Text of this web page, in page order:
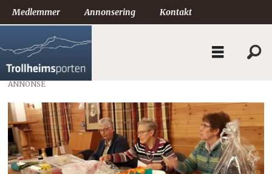
Medlemmer Annonsering Kontakt
ANNONSE